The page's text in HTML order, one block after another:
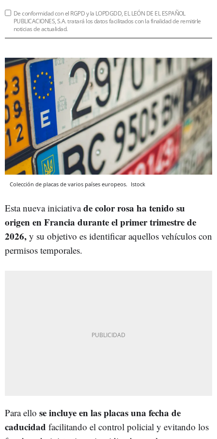
De conformidad con el RGPD y la LOPDGDD, EL LEÓN DE EL ESPAÑOL
PUBLICACIONES, S.A. tratará los datos facilitados con la finalidad de remitirle
noticias de actualidad.
Colección de placas de varios países europeos. Istock
Esta nueva iniciativade color rosa ha tenido su
origen en Francia durante el primer trimestre de
2026, y su objetivo es identificar aquellos vehículos con
permisos temporales.
Para ello se incluye en las placas una fecha de
caducidad facilitando el control policial y evitando los